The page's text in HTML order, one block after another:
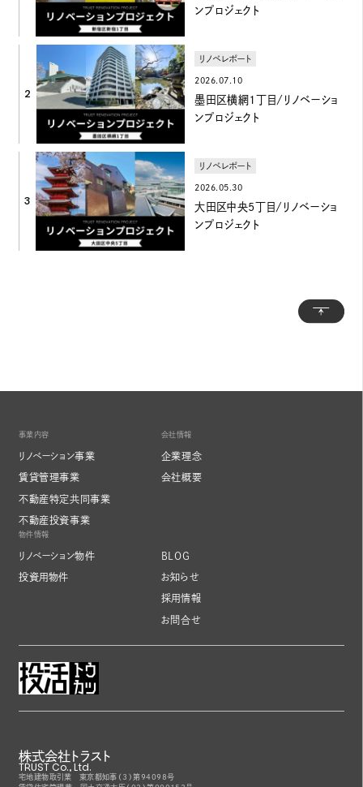
ンプロジェクト
2
リノベレポート
2026.07.10
墨田区横網1丁目/リノベーショ
ンプロジェクト
3
リノベレポート
2026.05.30
大田区中央5丁目/リノベーショ
ンプロジェクト
ト
株式会社トラスト
TRUST Co., Ltd.
宅地建物取引業 東京都知事（3）第94098号
事業内容
リノベーション事業
賃貸管理事業
不動産特定共同事業
不動産投資事業
会社情報
企業理念
会社概要
物件情報
リノベーション物件
投資用物件
BLOG
お知らせ
採用情報
お問合せ